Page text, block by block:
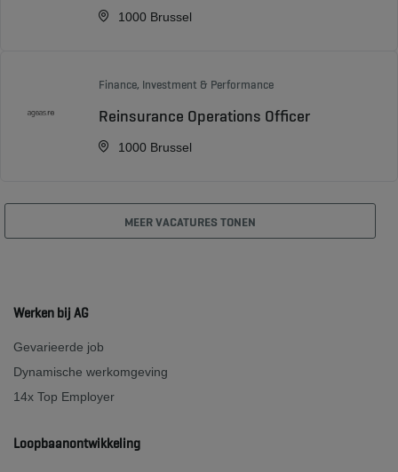
1000 Brussel
Finance, Investment & Performance
Reinsurance Operations Officer
1000 Brussel
MEER VACATURES TONEN
Werken bij AG
Gevarieerde job
Dynamische werkomgeving
14x Top Employer
Loopbaanontwikkeling